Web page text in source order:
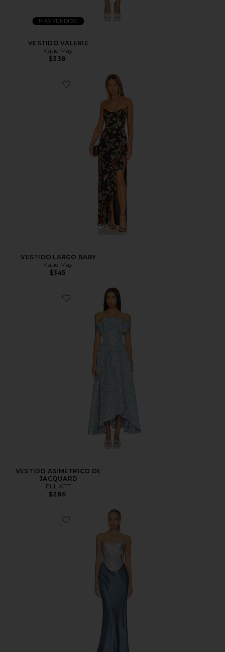
MÁS VENDIDO
VESTIDO VALERIE
Katie May
$338
VESTIDO LARGO BABY
Katie May
$345
VESTIDO ASIMÉTRICO DE
JACQUARD
ELLIATT
$286